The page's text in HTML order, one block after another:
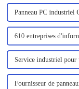
Panneau PC industriel
610 entreprises
Service industriel pour
Fournisseur de